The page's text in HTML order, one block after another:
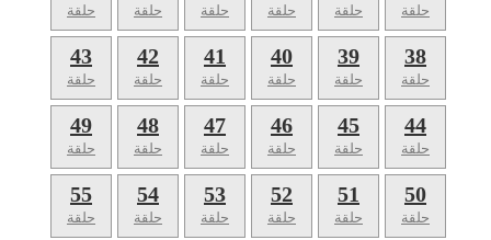
حلقة حلقة حلقة حلقة حلقة حلقة
38
حلقة
39
حلقة
40
حلقة
41
حلقة
42
حلقة
43
حلقة
44
حلقة
45
حلقة
46
حلقة
47
حلقة
48
حلقة
49
حلقة
50
حلقة
51
حلقة
52
حلقة
53
حلقة
54
حلقة
55
حلقة